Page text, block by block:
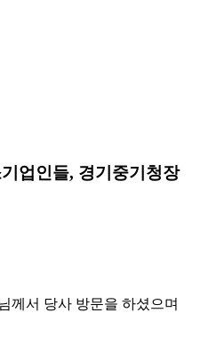
업인들, 경기중기청장
께서 당사 방문을 하셨으며